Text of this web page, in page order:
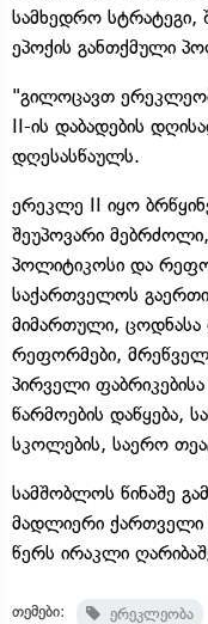
სამხედრო სტრატეგი,
ეპოქის განთქმული
"გილოცავთ
II-ის დაბადების
დღესასწაულს.
ერეკლე II იყო
შეუპოვარი
პოლიტიკოსი და
საქართველოს
მიმართული, ცოდნასა
რეფორმები,
პირველი
წარმოების დაწყება,
სკოლების, საერო
სამშობლოს წინაშე
მადლიერი ქართველი
წერს ირაკლი
თემები: ერეკლეობა